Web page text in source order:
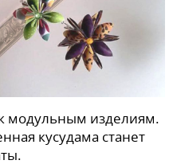
модульным изделиям.
кусудама станет